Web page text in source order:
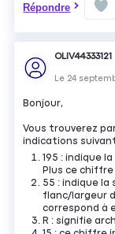
Répondre
OLIV44333121
Le 24
Bonjour,
Vous trouverez
indications
195 : indique
Plus ce
55 : indique la
flanc/largeur
correspond à
R : signifie